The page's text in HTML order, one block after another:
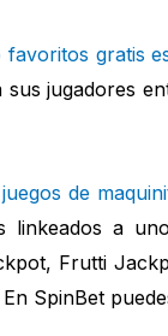
favoritos gratis
sus jugadores
juegos de
linkeados a
Frutti
SpinBet